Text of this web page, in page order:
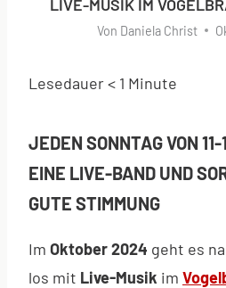
LIVE-MUSIK IM
Von Daniela Christ
Lesedauer< 1 Minute
JEDEN SONNTAG VON
EINE LIVE-BAND UND
GUTE STIMMUNG
Im Oktober 2024 geht es
los mit Live-Musik im